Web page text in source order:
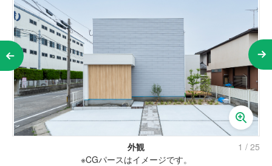
外観
※CGパースはイメージです。
1 / 25